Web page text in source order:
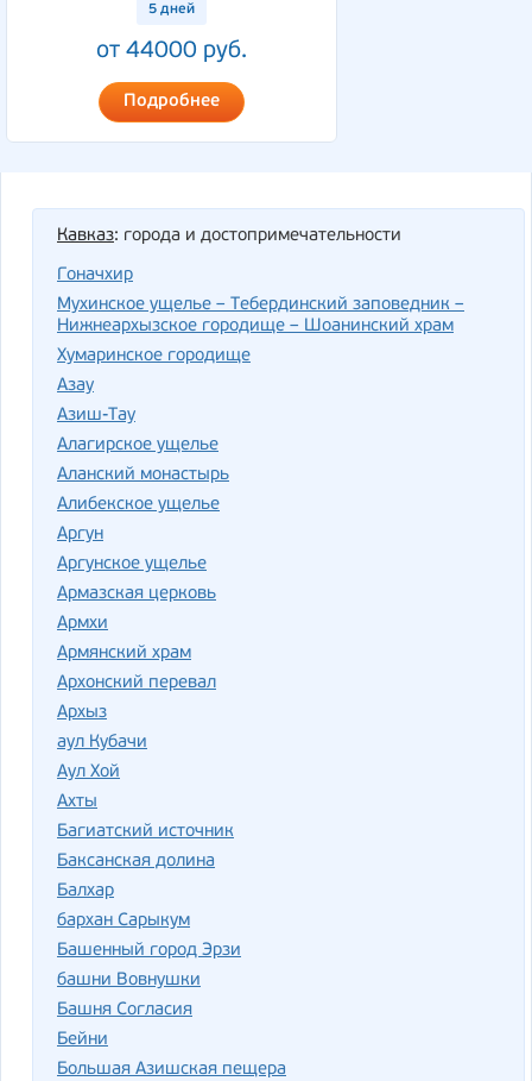
5 дней
от 44000 руб.
Подробнее
Кавказ: города и достопримечательности
Гоначхир
Мухинское ущелье – Тебердинский заповедник –
Нижнеархызское городище – Шоанинский храм
Хумаринское городище
Азау
Азиш-Тау
Алагирское ущелье
Аланский монастырь
Алибекское ущелье
Аргун
Аргунское ущелье
Армазская церковь
Армхи
Армянский храм
Архонский перевал
Архыз
аул Кубачи
Аул Хой
Ахты
Багиатский источник
Баксанская долина
Балхар
бархан Сарыкум
Башенный город Эрзи
башни Вовнушки
Башня Согласия
Бейни
Большая Азишская пещера